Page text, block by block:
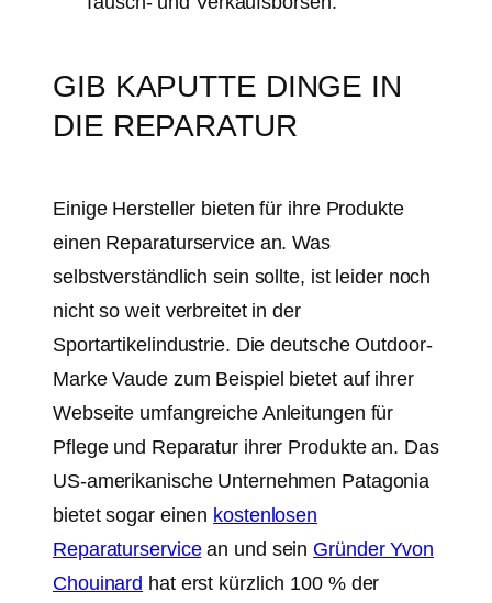
GIB KAPUTTE DINGE IN
DIE REPARATUR
Einige Hersteller bieten für ihre Produkte
einen Reparaturservice an. Was
selbstverständlich sein sollte, ist leider noch
nicht so weit verbreitet in der
Sportartikelindustrie. Die deutsche Outdoor-
Marke Vaude zum Beispiel bietet auf ihrer
Webseite umfangreiche Anleitungen für
Pflege und Reparatur ihrer Produkte an. Das
US-amerikanische Unternehmen Patagonia
bietet sogar einen kostenlosen
Reparaturservicean und sein Gründer Yvon
Chouinard hat erst kürzlich 100 % der